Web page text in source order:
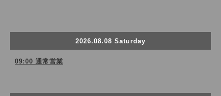
2026.08.08 Saturday
09:00 通常営業